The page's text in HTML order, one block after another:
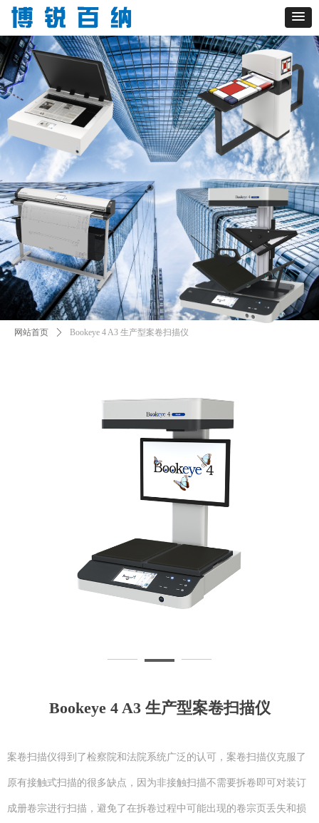
网站首页 ꄲ Bookeye 4 A3 生产型案卷扫描仪
Bookeye 4 A3 生产型案卷扫描仪
案卷扫描仪得到了检察院和法院系统广泛的认可，案卷扫描仪克服了
原有接触式扫描的很多缺点，因为非接触扫描不需要拆卷即可对装订
成册卷宗进行扫描，避免了在拆卷过程中可能出现的卷宗页丢失和损